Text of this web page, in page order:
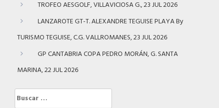
TROFEO AESGOLF, VILLAVICIOSA G., 23 JUL 2026
LANZAROTE GT-T. ALEXANDRE TEGUISE PLAYA By
TURISMO TEGUISE, C.G. VALLROMANES, 23 JUL 2026
GP CANTABRIA COPA PEDRO MORÁN, G. SANTA
MARINA, 22 JUL 2026
Buscar: